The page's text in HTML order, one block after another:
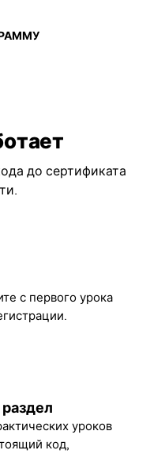
до сертификата
с первого урока
уроков
код,